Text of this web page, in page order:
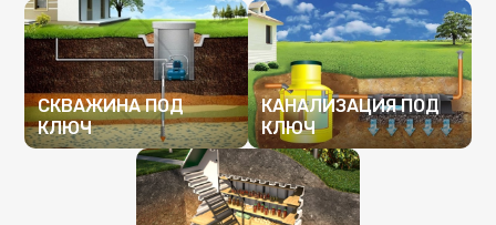
ПОДРОБНЕЕ ПОДРОБНЕЕ
СКВАЖИНА ПОД
КЛЮЧ
ПОДРОБНЕЕ
КАНАЛИЗАЦИЯ ПОД
КЛЮЧ
ПОДРОБНЕЕ